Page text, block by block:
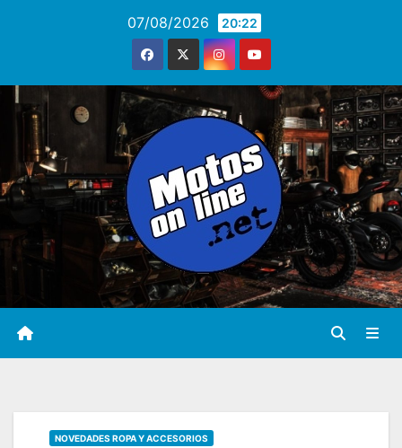
07/08/2026 20:22
NOVEDADES ROPA Y ACCESORIOS